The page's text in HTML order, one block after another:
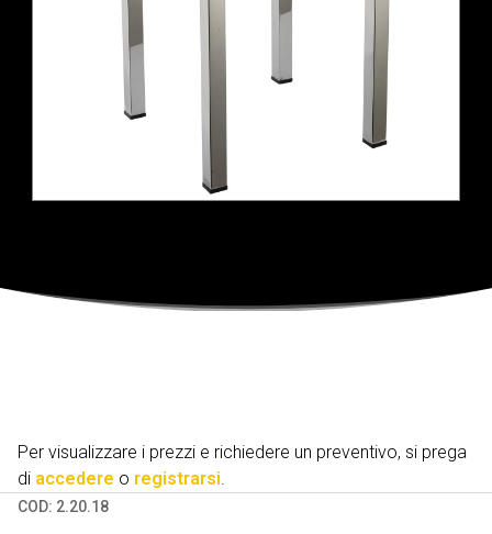
Per visualizzare i prezzi e richiedere un preventivo, si prega
di accedere o registrarsi
COD: 2.20.18